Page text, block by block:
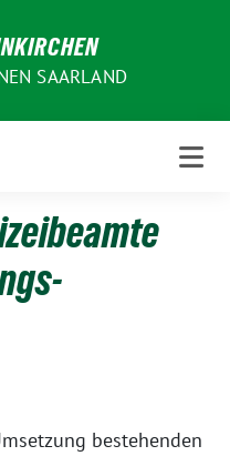
SAARLAND
bestehenden